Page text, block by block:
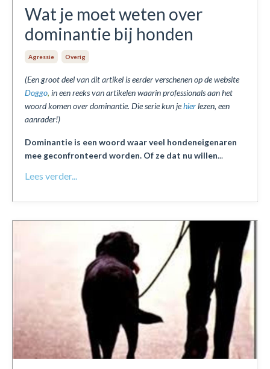
Wat je moet weten over
dominantie bij honden
Agressie Overig
(Een groot deel van dit artikel is eerder verschenen op de website
Doggo, in een reeks van artikelen waarin professionals aan het
woord komen over dominantie. Die serie kun jehierlezen, een
aanrader!)
Dominantie is een woord waar veel hondeneigenaren
mee geconfronteerd worden. Of ze dat nu willen...
Lees verder...